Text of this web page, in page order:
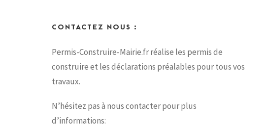
CONTACTEZ NOUS :
Permis-Construire-Mairie.fr réalise les permis de
construire et les déclarations préalables pour tous vos
travaux.
N’hésitez pas à nous contacter pour plus
d’informations: